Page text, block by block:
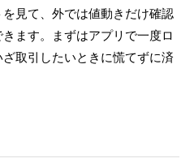
見て、外では値動きだけ確認
ます。まずはアプリで一度ロ
取引したいときに慌てずに済